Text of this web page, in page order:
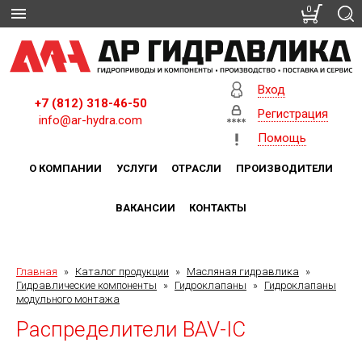
+7 (812) 318-46-50
info@ar-hydra.com
Вход
Регистрация
Помощь
О КОМПАНИИ УСЛУГИ ОТРАСЛИ ПРОИЗВОДИТЕЛИ
ВАКАНСИИ КОНТАКТЫ
Главная » Каталог продукции » Масляная гидравлика
»
Гидравлические компоненты
» Гидроклапаны » Гидроклапаны
модульного монтажа
Распределители BAV-IC
0